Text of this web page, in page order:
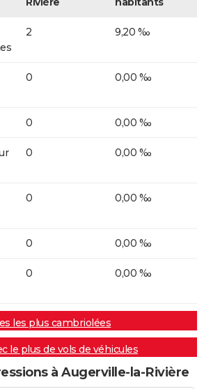
2 9,20 ‰
0 0,00 ‰
0 0,00 ‰
0 0,00 ‰
0 0,00 ‰
0 0,00 ‰
0 0,00 ‰
les plus cambriolées
le plus de vols de véhicules
à Augerville-la-Rivière